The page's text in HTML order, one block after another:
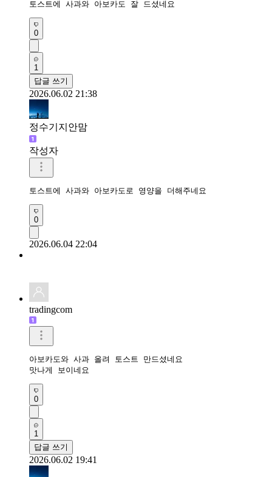
토스트에 사과와 아보카도 잘 드셨네요
0
1
답글 쓰기
2026.06.02 21:38
정수기지안맘
작성자
토스트에 사과와 아보카도로 영양을 더해주네요
0
2026.06.04 22:04
tradingcom
아보카도와 사과 올려 토스트 만드셨네요
맛나게 보이네요
0
1
답글 쓰기
2026.06.02 19:41